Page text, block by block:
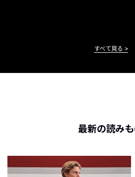
すべて見る
最新の読み